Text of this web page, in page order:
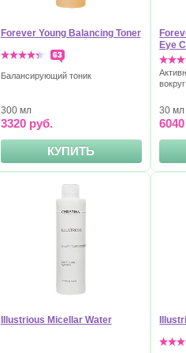
Forever Young Balancing Toner
63
Балансирующий тоник
300 мл
3320 руб.
КУПИТЬ
Eye
30 мл
Illustrious Micellar Water